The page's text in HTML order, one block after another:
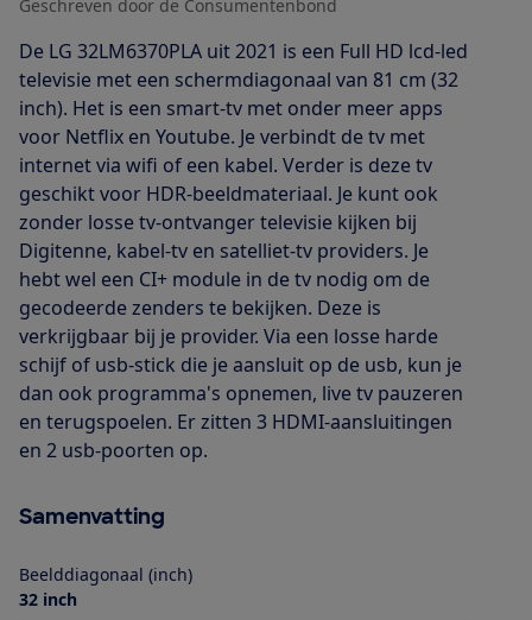
Geschreven door de Consumentenbond
De LG 32LM6370PLA uit 2021 is een Full HD lcd-led
televisie met een schermdiagonaal van 81 cm (32
inch). Het is een smart-tv met onder meer apps
voor Netflix en Youtube. Je verbindt de tv met
internet via wifi of een kabel. Verder is deze tv
geschikt voor HDR-beeldmateriaal. Je kunt ook
zonder losse tv-ontvanger televisie kijken bij
Digitenne, kabel-tv en satelliet-tv providers. Je
hebt wel een CI+ module in de tv nodig om de
gecodeerde zenders te bekijken. Deze is
verkrijgbaar bij je provider. Via een losse harde
schijf of usb-stick die je aansluit op de usb, kun je
dan ook programma's opnemen, live tv pauzeren
en terugspoelen. Er zitten 3 HDMI-aansluitingen
en 2 usb-poorten op.
Samenvatting
Beelddiagonaal (inch)
32 inch